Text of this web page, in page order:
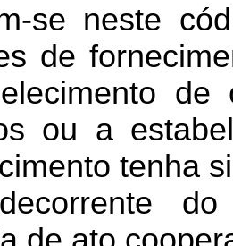
se neste
de
de
ou a
tenha